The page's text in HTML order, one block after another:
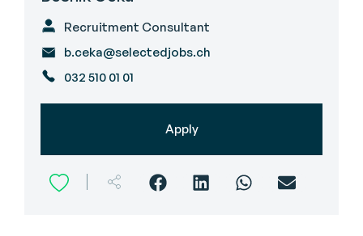
Recruitment Consultant
b.ceka@selectedjobs.ch
032 510 01 01
Apply